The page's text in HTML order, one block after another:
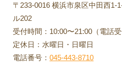
〒233-0016 横浜市泉区中田西1-
ル202
受付時間：10:00〜21:00（電話受
定休日：水曜日・日曜日
電話番号：045-443-8710